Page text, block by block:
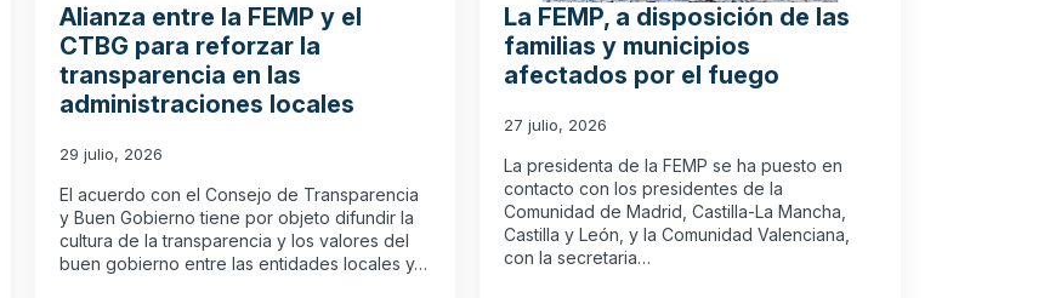
Alianza entre la FEMP y el
CTBG para reforzar la
transparencia en las
administraciones locales
29 julio, 2026
El acuerdo con el Consejo de Transparencia
y Buen Gobierno tiene por objeto difundir la
cultura de la transparencia y los valores del
buen gobierno entre las entidades locales y…
La FEMP, a disposición de las
familias y municipios
afectados por el fuego
27 julio, 2026
La presidenta de la FEMP se ha puesto en
contacto con los presidentes de la
Comunidad de Madrid, Castilla-La Mancha,
Castilla y León, y la Comunidad Valenciana,
con la secretaria…